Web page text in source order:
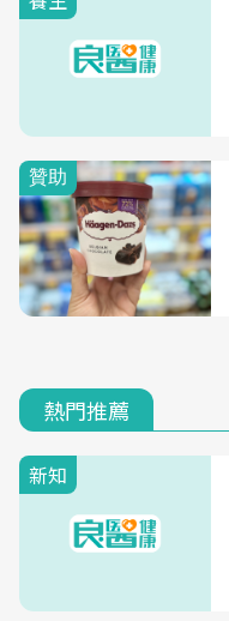
熱門推薦
新知